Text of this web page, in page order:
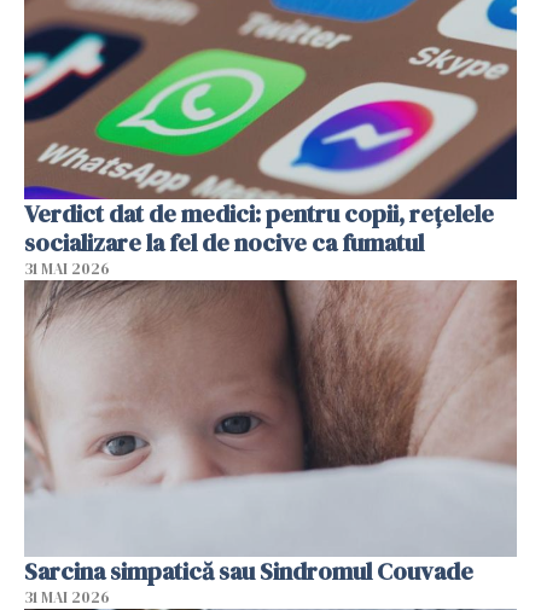
Verdict dat de medici: pentru copii, rețelele
socializare la fel de nocive ca fumatul
31 MAI 2026
Sarcina simpatică sau Sindromul Couvade
31 MAI 2026